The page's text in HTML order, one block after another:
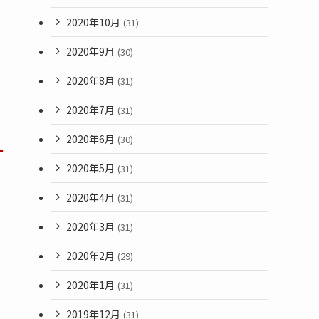
2020年10月 (31)
2020年9月 (30)
2020年8月 (31)
2020年7月 (31)
2020年6月 (30)
2020年5月 (31)
2020年4月 (31)
2020年3月 (31)
2020年2月 (29)
2020年1月 (31)
2019年12月 (31)